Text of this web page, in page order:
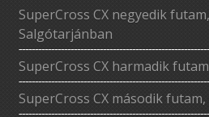
SuperCross CX negyedik
Salgótarjánban
SuperCross CX harmadik
SuperCross CX második futam,